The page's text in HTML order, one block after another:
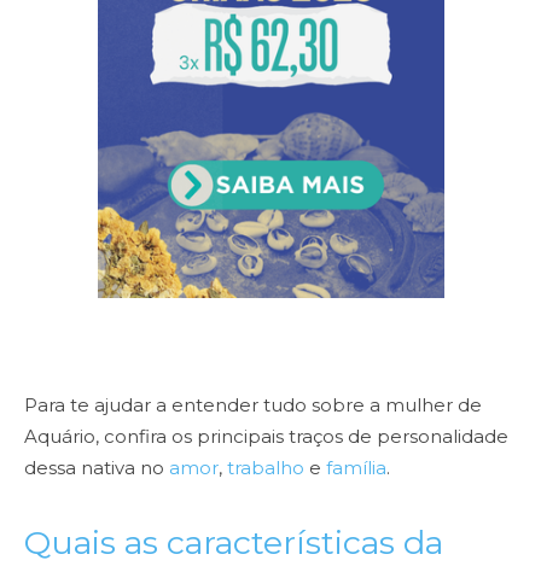
Para te ajudar a entender tudo sobre a mulher de
Aquário, confira os principais traços de personalidade
dessa nativa no amor, trabalho e família.
Quais as características da